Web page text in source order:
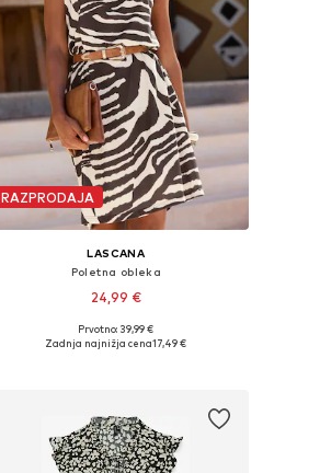
RAZPRODAJA
LASCANA
Poletna obleka
24,99 €
Razpoložljive velikosti: 36, 38, 40, 42
Prvotno: 39,99 €
Zadnja najnižja cena17,49 €